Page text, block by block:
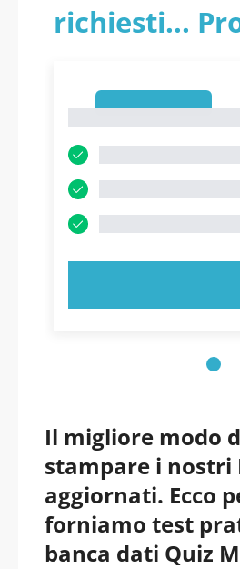
richiesti...
Il migliore modo
stampare i nostri
aggiornati. Ecco
forniamo test
banca dati Quiz